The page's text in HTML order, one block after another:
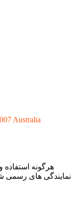
Australia
هرگونه استفاده
نمایندگی های